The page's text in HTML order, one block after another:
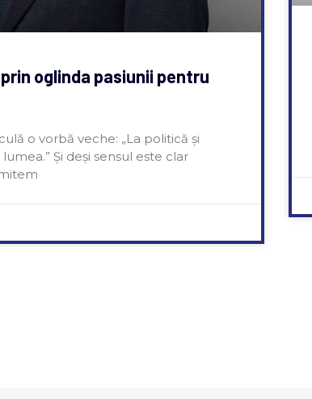
oglinda pasiunii pentru
o vorbă veche: „La politică și
Și deși sensul este clar